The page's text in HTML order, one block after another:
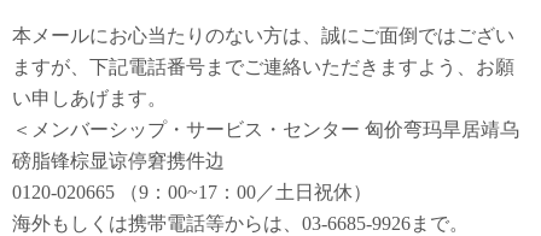
本メールにお心当たりのない方は、誠にご面倒ではござい
ますが、下記電話番号までご連絡いただきますよう、お願
い申しあげます。
＜メンバーシップ・サービス・センター 匈价弯玛旱居靖乌
磅脂锋棕显谅停窘携件边
0120-020665 （9：00~17：00／土日祝休）
海外もしくは携帯電話等からは、03-6685-9926まで。